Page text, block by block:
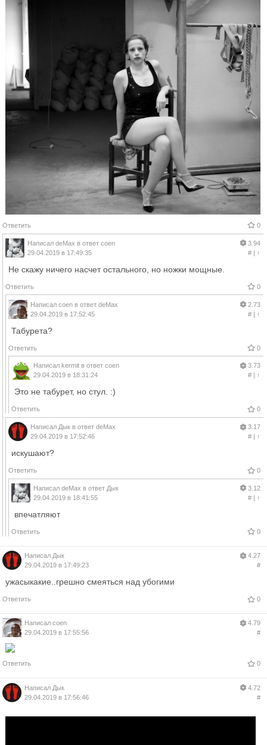
Ответить 0
Написал deMax в ответ coen
29.04.2019 в 17:49:35
3.94
#| ↑
Не скажу ничего насчет остального, но ножки мощные.
Ответить 0
Написал coen в ответ deMax
29.04.2019 в 17:52:45
2.73
#| ↑
Табурета?
Ответить 0
Написал kermit в ответ coen
29.04.2019 в 18:31:24
3.73
#| ↑
Это не табурет, но стул. :)
Ответить 0
Написал Дык в ответ deMax
29.04.2019 в 17:52:46
3.17
#| ↑
искушают?
Ответить 0
Написал deMax в ответ Дык
29.04.2019 в 18:41:55
3.12
#| ↑
впечатляют
Ответить 0
Написал Дык
29.04.2019 в 17:49:23
4.27
#
ужасыкакие..грешно смеяться над убогими
Ответить 0
Написал coen
29.04.2019 в 17:55:56
4.79
#
Ответить 0
Написал Дык
29.04.2019 в 17:56:46
4.72
#